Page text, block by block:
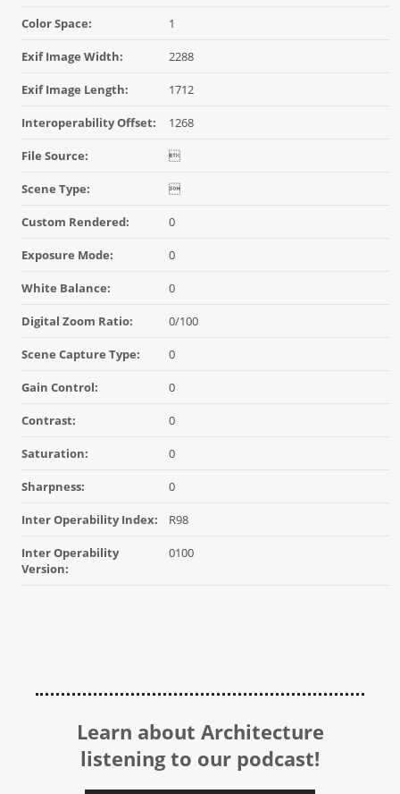
Color Space: 1
Exif Image Width: 2288
Exif Image Length: 1712
Interoperability Offset: 1268
File Source: 
Scene Type: 
Custom Rendered: 0
Exposure Mode: 0
White Balance: 0
Digital Zoom Ratio: 0/100
Scene Capture Type: 0
Gain Control: 0
Contrast: 0
Saturation: 0
Sharpness: 0
Inter Operability Index: R98
Inter Operability
Version:
0100
Learn about Architecture
listening to our podcast!